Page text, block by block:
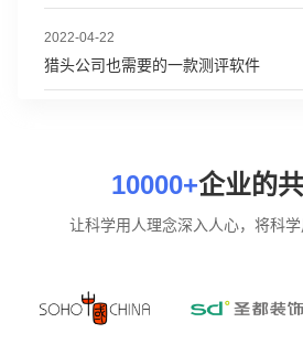
2022-04-22
猎头公司也需要的一款测评软件
10000+企业的
让科学用人理念深入人心，将科